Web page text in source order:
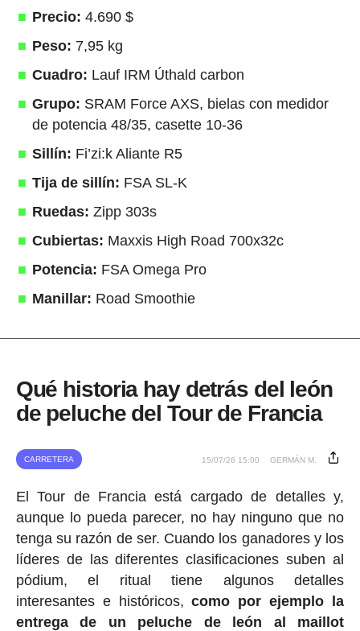
Precio: 4.690 $
Peso: 7,95 kg
Cuadro: Lauf IRM Úthald carbon
Grupo: SRAM Force AXS, bielas con medidor
de potencia 48/35, casette 10-36
Sillín: Fi’zi:k Aliante R5
Tija de sillín: FSA SL-K
Ruedas: Zipp 303s
Cubiertas: Maxxis High Road 700x32c
Potencia: FSA Omega Pro
Manillar: Road Smoothie
Qué historia hay detrás del león
de peluche del Tour de Francia
CARRETERA 15/07/26 15:00 GERMÁN M.
El Tour de Francia está cargado de detalles y,
aunque lo pueda parecer, no hay ninguno que no
tenga su razón de ser. Cuando los ganadores y los
líderes de las diferentes clasificaciones suben al
pódium, el ritual tiene algunos detalles
interesantes e históricos,como por ejemplo la
entrega de un peluche de león al maillot